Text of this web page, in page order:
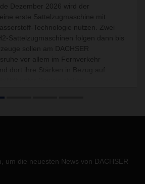
Dezember 2026 wird der
erste Sattelzugmaschine mit
Technologie nutzen. Zwei
Sattelzugmaschinen folgen dann bis
sollen am DACHSER
vor allem im Fernverkehr
um die neuesten News von DACHSER